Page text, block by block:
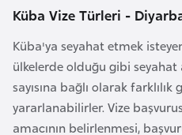
Küba Vize Türleri -
Küba'ya seyahat etmek
ülkelerde olduğu gibi seyahat
sayısına bağlı olarak
yararlanabilirler. Vize
amacının belirlenmesi,
B
u
r
k
i